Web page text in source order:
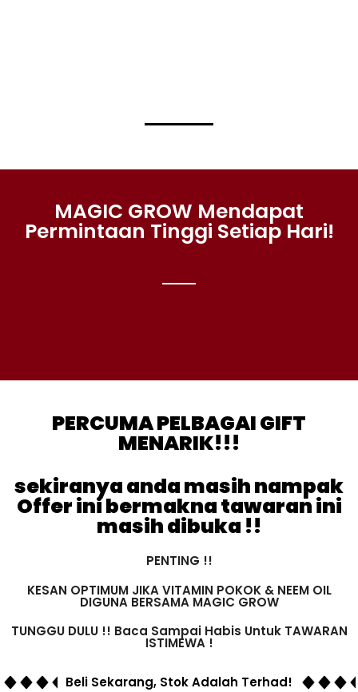
MAGIC GROW Mendapat
Permintaan Tinggi Setiap Hari!
PERCUMA PELBAGAI GIFT
MENARIK!!!
sekiranya anda masih nampak
Offer ini bermakna tawaran ini
masih dibuka !!
PENTING !!
KESAN OPTIMUM JIKA VITAMIN POKOK & NEEM OIL
DIGUNA BERSAMA MAGIC GROW
TUNGGU DULU !! Baca Sampai Habis Untuk TAWARAN
ISTIMEWA !
Beli Sekarang, Stok Adalah Terhad!